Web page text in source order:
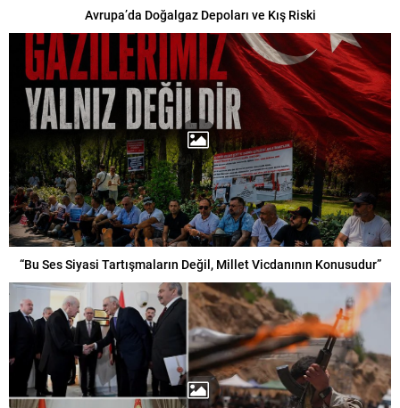
Avrupa’da Doğalgaz Depoları ve Kış Riski
“Bu Ses Siyasi Tartışmaların Değil, Millet Vicdanının Konusudur”